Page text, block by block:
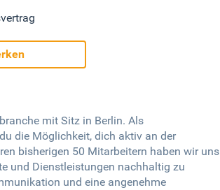
mit Sitz in Berlin. Als
die Möglichkeit, dich aktiv an der
bisherigen 50 Mitarbeitern haben wir uns
und Dienstleistungen nachhaltig zu
und eine angenehme